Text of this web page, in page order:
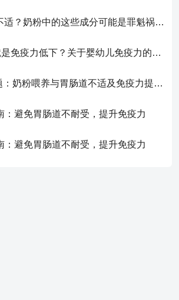
宝宝胃肠道不适？奶粉中的这些成分可能是罪魁祸首！
宝宝总生病就是免疫力低下？关于婴幼儿免疫力的真相，家长必须了解！
宝宝喂养难题：奶粉喂养与胃肠道不适及免疫力提升的奥秘
：避免胃肠道不耐受，提升免疫力
：避免胃肠道不耐受，提升免疫力